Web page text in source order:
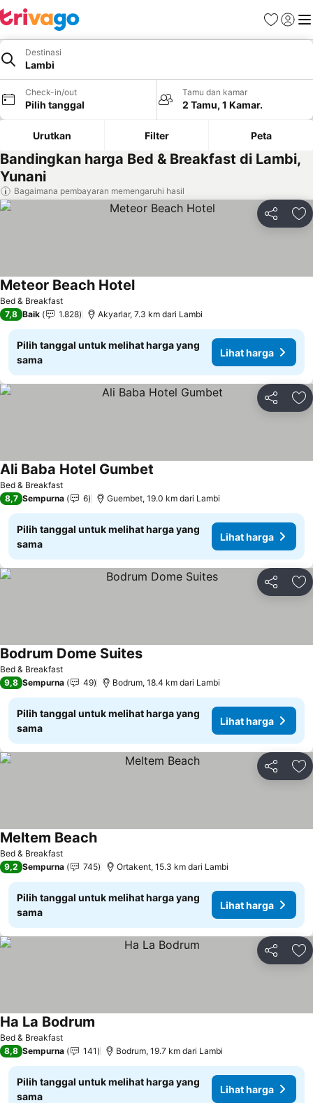
FavoritLogin
Destinasi
Lambi
Check-in/out
Pilih tanggal
Tamu dan kamar
2 Tamu, 1 Kamar.
Urutkan Filter Peta
Bandingkan harga Bed & Breakfast di Lambi,
Yunani
Bagaimana pembayaran memengaruhi hasil
Bagikan
Bed & Breakfast
Meteor Beach Hotel
7,8 Baik 1.828 Akyarlar, 7.3 km dari Lambi
Pilih tanggal untuk melihat harga yang
sama
Lihat harga
Bagikan
Bed & Breakfast
Ali Baba Hotel Gumbet
8,7 Sempurna 6 Guembet, 19.0 km dari Lambi
Pilih tanggal untuk melihat harga yang
sama
Lihat harga
Bagikan
Bed & Breakfast
Bodrum Dome Suites
9,8 Sempurna 49 Bodrum, 18.4 km dari Lambi
Pilih tanggal untuk melihat harga yang
sama
Lihat harga
Bagikan
Bed & Breakfast
Meltem Beach
9,2 Sempurna 745 Ortakent, 15.3 km dari Lambi
Pilih tanggal untuk melihat harga yang
sama
Lihat harga
Bagikan
Bed & Breakfast
Ha La Bodrum
8,8 Sempurna 141 Bodrum, 19.7 km dari Lambi
Pilih tanggal untuk melihat harga yang
sama
Lihat harga